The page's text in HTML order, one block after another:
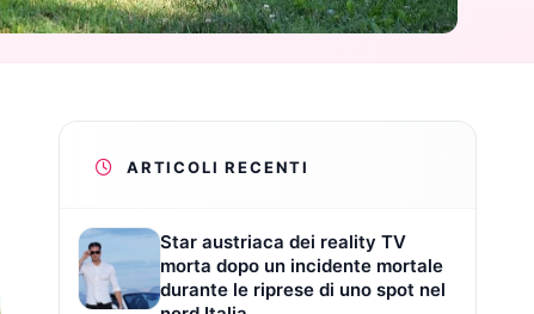
ARTICOLI RECENTI
Star austriaca dei reality TV
morta dopo un incidente mortale
durante le riprese di uno spot nel